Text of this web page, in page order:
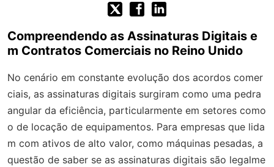
Compreendendo as Assinaturas Digitais e
m Contratos Comerciais no Reino Unido
No cenário em constante evolução dos acordos comer
ciais, as assinaturas digitais surgiram como uma pedra
angular da eficiência, particularmente em setores como
o de locação de equipamentos. Para empresas que lida
m com ativos de alto valor, como máquinas pesadas, a
questão de saber se as assinaturas digitais são legalme